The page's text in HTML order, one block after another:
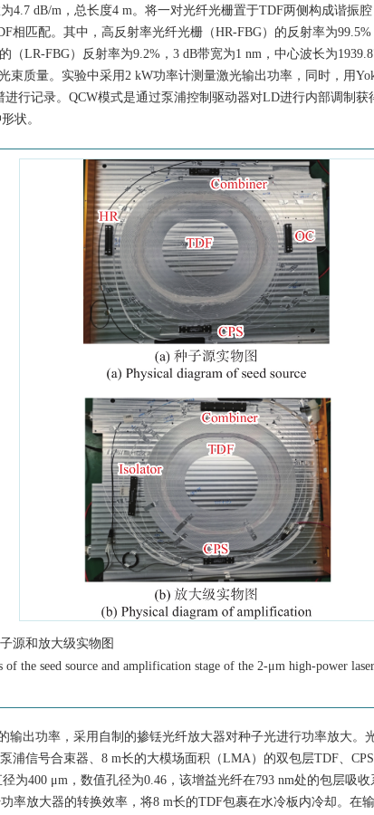
4.7 dB/m，总长度4 m。将一对光纤光栅置于TDF两侧构成谐振
相匹配。其中，高反射率光纤光栅（HR-FBG）的反射率为
（LR-FBG）反射率为9.2%，3 dB带宽为1 nm，中心波长为
束质量。实验中采用2 kW功率计测量激光输出功率，同时，用
行记录。QCW模式是通过泵浦控制驱动器对LD进行内部调制获
状。
源和放大级实物图
of the seed source and amplification stage of the 2-μm high-power laser
输出功率，采用自制的掺铥光纤放大器对种子光进行功率放大。
浦信号合束器、8 m长的大模场面积（LMA）的双包层TDF、
为400 μm，数值孔径为0.46，该增益光纤在793 nm处的包层吸
率放大器的转换效率，将8 m长的TDF包裹在水冷板内冷却。在